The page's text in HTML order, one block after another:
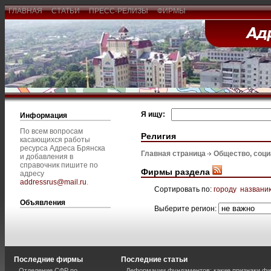
ГЛАВНАЯ СТАТЬИ ПРЕСС-РЕЛИЗЫ ФИРМЫ
Информация
По всем вопросам
касающихся работы
ресурса Адреса Брянска
и добавления в
справочник пишите по
адресу
addressrus@mail.ru.
Объявления
Я ищу:
Религия
Главная страница Общество,
Фирмы раздела
Сортировать по: городу
Выберите регион:
Последние фирмы Последние статьи